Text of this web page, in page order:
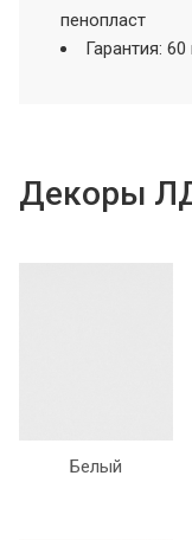
пенопласт
Гарантия:
Декоры
Белый